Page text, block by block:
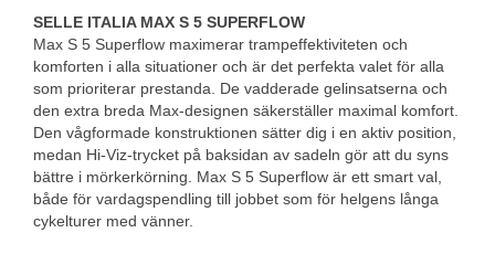
SELLE ITALIA MAX S 5 SUPERFLOW
Max S 5 Superflow maximerar trampeffektiviteten och
komforten i alla situationer och är det perfekta valet för alla
som prioriterar prestanda. De vadderade gelinsatserna och
den extra breda Max-designen säkerställer maximal komfort.
Den vågformade konstruktionen sätter dig i en aktiv position,
medan Hi-Viz-trycket på baksidan av sadeln gör att du syns
bättre i mörkerkörning. Max S 5 Superflow är ett smart val,
både för vardagspendling till jobbet som för helgens långa
cykelturer med vänner.